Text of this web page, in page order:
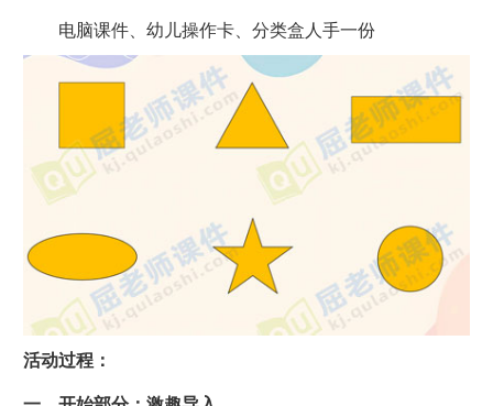
电脑课件、幼儿操作卡、分类盒人手一份
活动过程：